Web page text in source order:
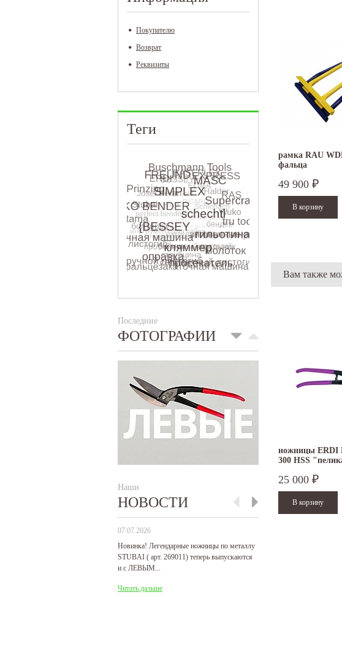
Покупателю
Возврат
Реквизиты
Теги
Последние
ФОТОГРАФИИ
Наши
НОВОСТИ
07.07.2026
Новинка! Легендарные ножницы по металлу
STUBAI ( арт. 269011) теперь выпускаются
и с ЛЕВЫМ...
Читать дальше
рамка RAU
фальца
49 900 ₽
Вам также
ножницы ERDI
300 HSS
25 000 ₽